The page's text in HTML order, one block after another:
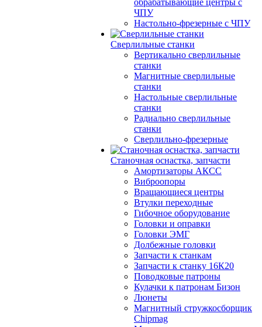
обрабатывающие центры с
ЧПУ
Настольно-фрезерные с ЧПУ
Сверлильные станки
Вертикально сверлильные
станки
Магнитные сверлильные
станки
Настольные сверлильные
станки
Радиально сверлильные
станки
Сверлильно-фрезерные
Станочная оснастка, запчасти
Амортизаторы АКСС
Виброопоры
Вращающиеся центры
Втулки переходные
Гибочное оборудование
Головки и оправки
Головки ЭМГ
Долбежные головки
Запчасти к станкам
Запчасти к станку 16К20
Поводковые патроны
Кулачки к патронам Бизон
Люнеты
Магнитный стружкосборщик
Chipmag